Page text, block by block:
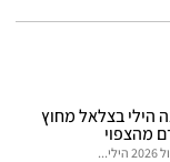
מחוץ